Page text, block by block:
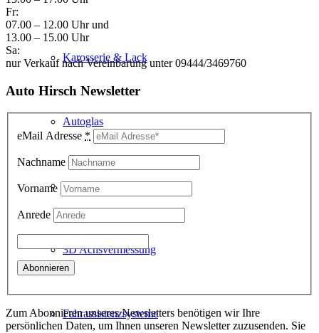
Karosserie & Lack
Autoglas
Klimaanlage
3D Achsvermessung
Fahrassistenzsysteme
Fr:
07.00 – 12.00 Uhr und
13.00 – 15.00 Uhr
Sa:
nur Verkauf nach Vereinbarung unter 09444/3469760
Auto Hirsch Newsletter
eMail Adresse *
Nachname
Vorname
Anrede
Zum Abonnieren unseres Newsletters benötigen wir Ihre
persönlichen Daten, um Ihnen unseren Newsletter zuzusenden. Sie